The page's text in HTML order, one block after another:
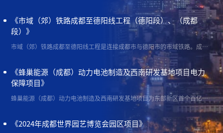
《市域（郊）铁路成都至德阳线工程（德阳段）、（成都
段）》
市域（郊）铁路成都至德阳线工程是连接成都市与德阳市的市域铁路。成德线的建设积极响应《成渝地区双城经济圈建设规划纲要》《成都都市圈发展规划》，项目实施可有效支撑成渝地区社会经济高质量发展，也是带动成都平原一体化发展的重要抓手。
《蜂巢能源（成都）动力电池制造及西南研发基地项目电力
保障项目》
蜂巢能源（成都）动力电池制造及西南研发基地项目为东部新区首个百亿级项目，打造蜂巢能源短刀电池超级工厂和区域协作标杆，引领成都产业绿色高效发展。其建设有利于成都抢抓成渝地区双城经济圈新能源汽车产业布局，有效带动新能源整车及上下游关键零部件产业快速聚集，增强“成都新能源汽车产业”的影响力和话语权。本项目将新建一条220千伏海鸣—蜂巢220千伏线路工程，以满足蜂巢能源（成都）动力电池制造及西南研发基地项目一期工程项目用电。
《2024年成都世界园艺博览会园区项目》